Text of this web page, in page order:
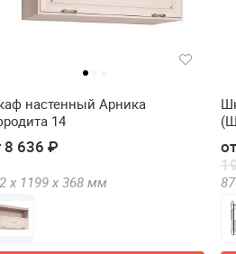
настенный Арника
14
8 636 ₽
х 1199 х 368 мм